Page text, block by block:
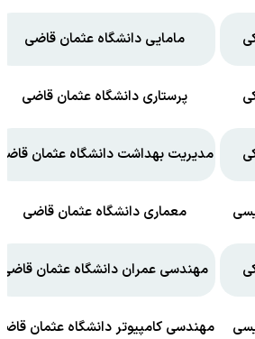
مامایی دانشگاه عثمان قاضی
پرستاری دانشگاه عثمان قاضی
مدیریت بهداشت دانشگاه عثمان
معماری دانشگاه عثمان قاضی
مهندسی عمران دانشگاه عثمان قاضی
مهندسی کامپیوتر دانشگاه عثمان